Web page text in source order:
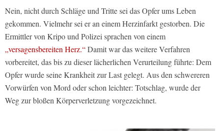
Nein, nicht durch Schläge und Tritte sei das Opfer ums Leben
gekommen. Vielmehr sei er an einem Herzinfarkt gestorben. Die
Ermittler von Kripo und Polizei sprachen von einem
„versagensbereiten Herz.“Damit war das weitere Verfahren
vorbereitet, das bis zu dieser lächerlichen Verurteilung führte: Dem
Opfer wurde seine Krankheit zur Last gelegt. Aus den schwereren
Vorwürfen von Mord oder schon leichter: Totschlag, wurde der
Weg zur bloßen Körperverletzung vorgezeichnet.